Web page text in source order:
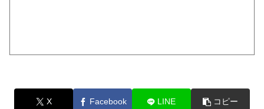
X Facebook LINE コピー